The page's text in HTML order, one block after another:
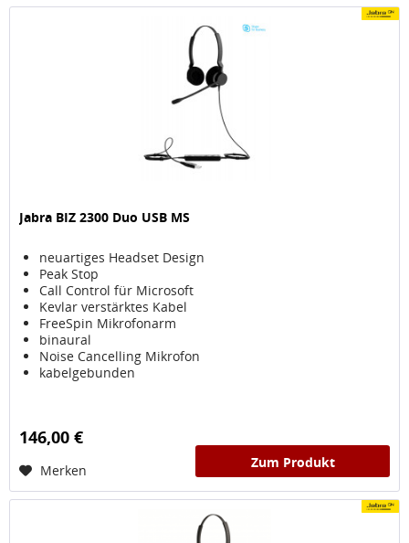
Jabra BIZ 2300 Duo USB MS
neuartiges Headset Design
Peak Stop
Call Control für Microsoft
Kevlar verstärktes Kabel
FreeSpin Mikrofonarm
binaural
Noise Cancelling Mikrofon
kabelgebunden
146,00 €
Merken Zum Produkt